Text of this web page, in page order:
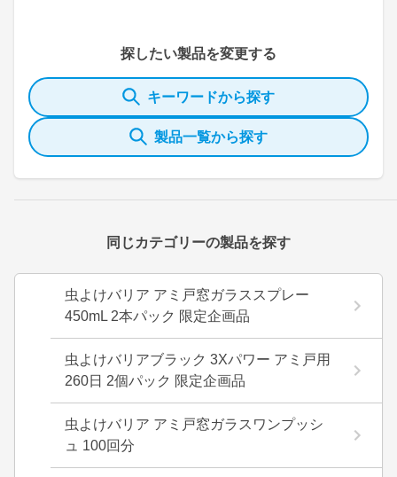
探したい製品を変更する
キーワードから探す
製品一覧から探す
同じカテゴリーの製品を探す
虫よけバリア アミ戸窓ガラススプレー
450mL 2本パック 限定企画品
虫よけバリアブラック 3Xパワー アミ戸用
260日 2個パック 限定企画品
虫よけバリア アミ戸窓ガラスワンプッシ
ュ 100回分